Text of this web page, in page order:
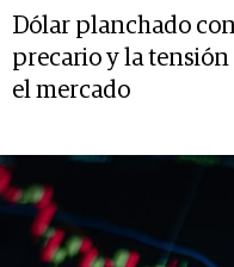
Dólar planchado
precario y la
el mercado